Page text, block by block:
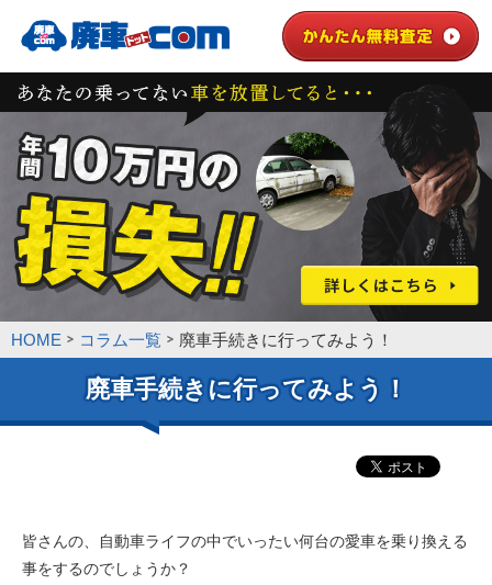
HOME コラム一覧 廃車手続きに行ってみよう！
廃車手続きに行ってみよう！
皆さんの、自動車ライフの中でいったい何台の愛車を乗り換える
事をするのでしょうか？